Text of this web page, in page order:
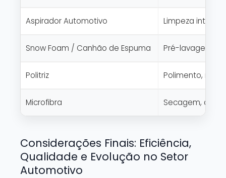
Aspirador Automotivo Limpeza
Snow Foam / Canhão de Espuma Pré-lavagem,
Politriz Polimento,
Microfibra Secagem,
Considerações Finais: Eficiência,
Qualidade e Evolução no Setor
Automotivo